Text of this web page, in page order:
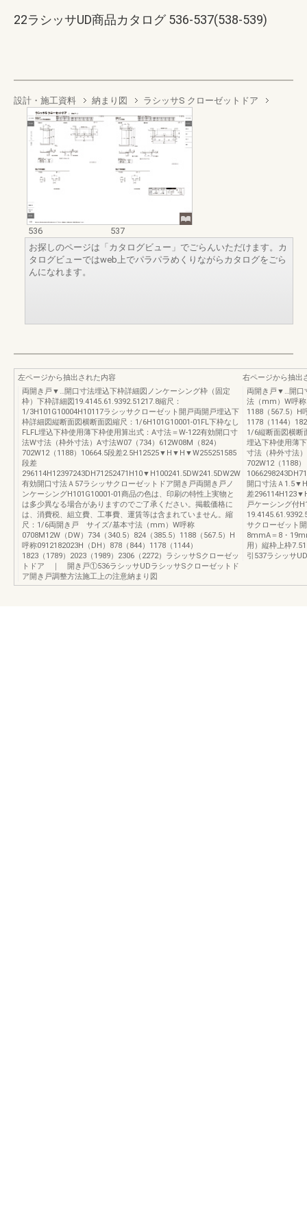
22ラシッサUD商品カタログ 536-537(538-539)
設計・施工資料 納まり図 ラシッサS クローゼットドア
536
537
お探しのページは「カタログビュー」でごらんいただけます。カ
タログビューではweb上でパラパラめくりながらカタログをごら
んになれます。
左ページから抽出された内容
両開き戸▼…開口寸法埋込下枠詳細図ノンケーシング枠（固定
枠）下枠詳細図19.4145.61.9392.51217.8縮尺：
1/3H101G10004H10117ラシッサクローゼット開戸両開戸埋込下
枠詳細図縦断面図横断面図縮尺：1/6H101G10001-01FL下枠なし
FLFL埋込下枠使用薄下枠使用算出式：A寸法＝W-122有効開口寸
法W寸法（枠外寸法）A寸法W07（734）612W08M（824）
702W12（1188）10664.5段差2.5H12525▼H▼H▼W255251585
段差
296114H12397243DH71252471H10▼H100241.5DW241.5DW2W
有効開口寸法Ａ57ラシッサクローゼットドア開き戸両開き戸ノ
ンケーシングH101G10001-01商品の色は、印刷の特性上実物と
は多少異なる場合がありますのでご了承ください。掲載価格に
は、消費税、組立費、工事費、運賃等は含まれていません。縮
尺：1/6両開き戸 サイズ/基本寸法（mm）W呼称
0708M12W（DW）734（340.5）824（385.5）1188（567.5）H
呼称0912182023H（DH）878（844）1178（1144）
1823（1789）2023（1989）2306（2272）ラシッサSクローゼッ
トドア ｜ 開き戸①536ラシッサUDラシッサSクローゼットド
ア開き戸調整方法施工上の注意納まり図
右ページから抽出
両開き戸▼…開口
法（mm）W呼称
1188（567.5）H
1178（1144）
1/6縦断面図横断
埋込下枠使用薄
寸法（枠外寸法
702W12（1188）
開口寸法Ａ
差
戸ケーシング付
サクローゼット
8mmA＝8・
用）縦枠上枠
引537ラシッサ